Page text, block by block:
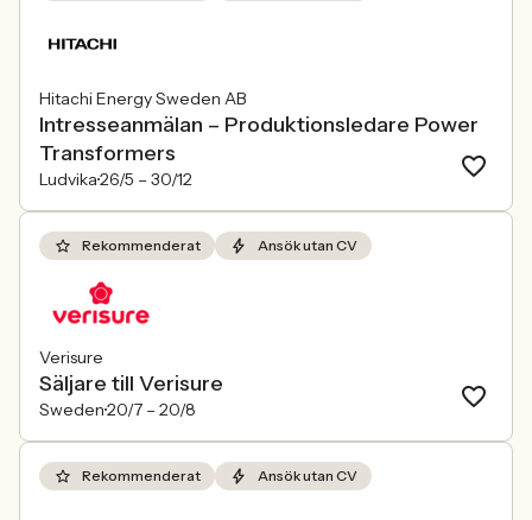
Hitachi Energy Sweden AB
Intresseanmälan – Produktionsledare Power
Transformers
Ludvika26/5 – 30/12
Rekommenderat Ansök utan CV
Verisure
Säljare till Verisure
Sweden20/7 – 20/8
Rekommenderat Ansök utan CV